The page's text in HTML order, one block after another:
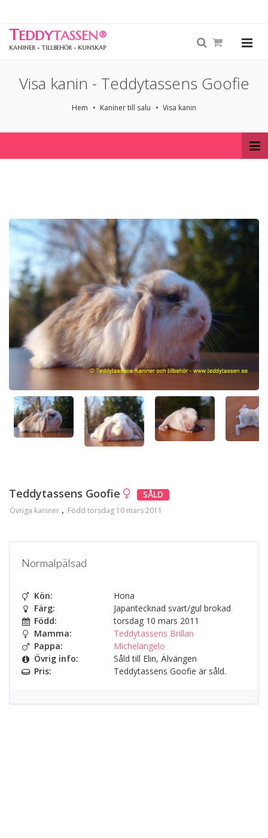
TEDDYTASSEN®
KANINER - TILLBEHÖR - KUNSKAP
Visa kanin - Teddytassens Goofie
Hem Kaniner till salu Visa kanin
Teddytassens Goofie SÅLD
Övriga kaniner Född torsdag 10 mars 2011
Normalpälsad
Kön:
Hona
Färg:
Japantecknad svart/gul brokad
Född:
torsdag 10 mars 2011
Mamma:
Teddytassens Brillan
Pappa:
Michelangelo
Övrig info:
Såld till Elin, Älvängen
Pris:
Teddytassens Goofie är såld.